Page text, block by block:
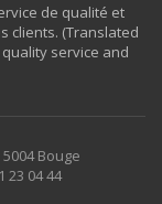
de qualité et
clients. (Translated
service and
Bouge
23 04 44